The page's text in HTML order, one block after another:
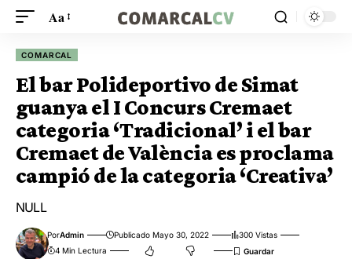
Aa
COMARCAL
El bar Polideportivo de Simat
guanya el I Concurs Cremaet
categoria ‘Tradicional’ i el bar
Cremaet de València es proclama
campió de la categoria ‘Creativa’
NULL
PorAdmin Publicado Mayo 30, 2022
300 Vistas
4 Min Lectura